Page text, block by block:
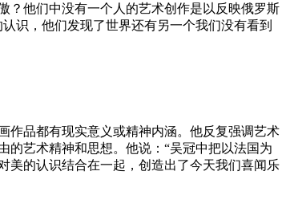
？他们中没有一个人的艺术创作是以反映俄罗斯
识，他们发现了世界还有另一个我们没有看到
作品都有现实意义或精神内涵。他反复强调艺术
的艺术精神和思想。他说：“吴冠中把以法国为
美的认识结合在一起，创造出了今天我们喜闻乐